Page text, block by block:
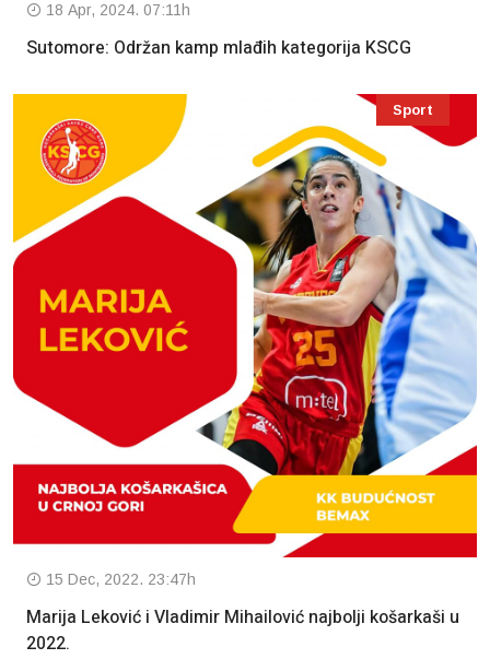
18 Apr, 2024. 07:11h
Sutomore: Održan kamp mlađih kategorija KSCG
Sport
15 Dec, 2022. 23:47h
Marija Leković i Vladimir Mihailović najbolji košarkaši u
2022.